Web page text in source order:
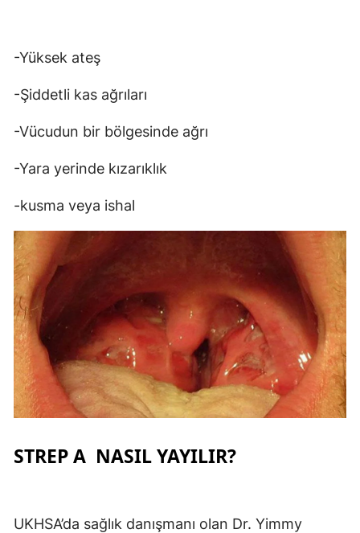
-Yüksek ateş
-Şiddetli kas ağrıları
-Vücudun bir bölgesinde ağrı
-Yara yerinde kızarıklık
-kusma veya ishal
STREP A NASIL YAYILIR?
UKHSA’da sağlık danışmanı olan Dr. Yimmy